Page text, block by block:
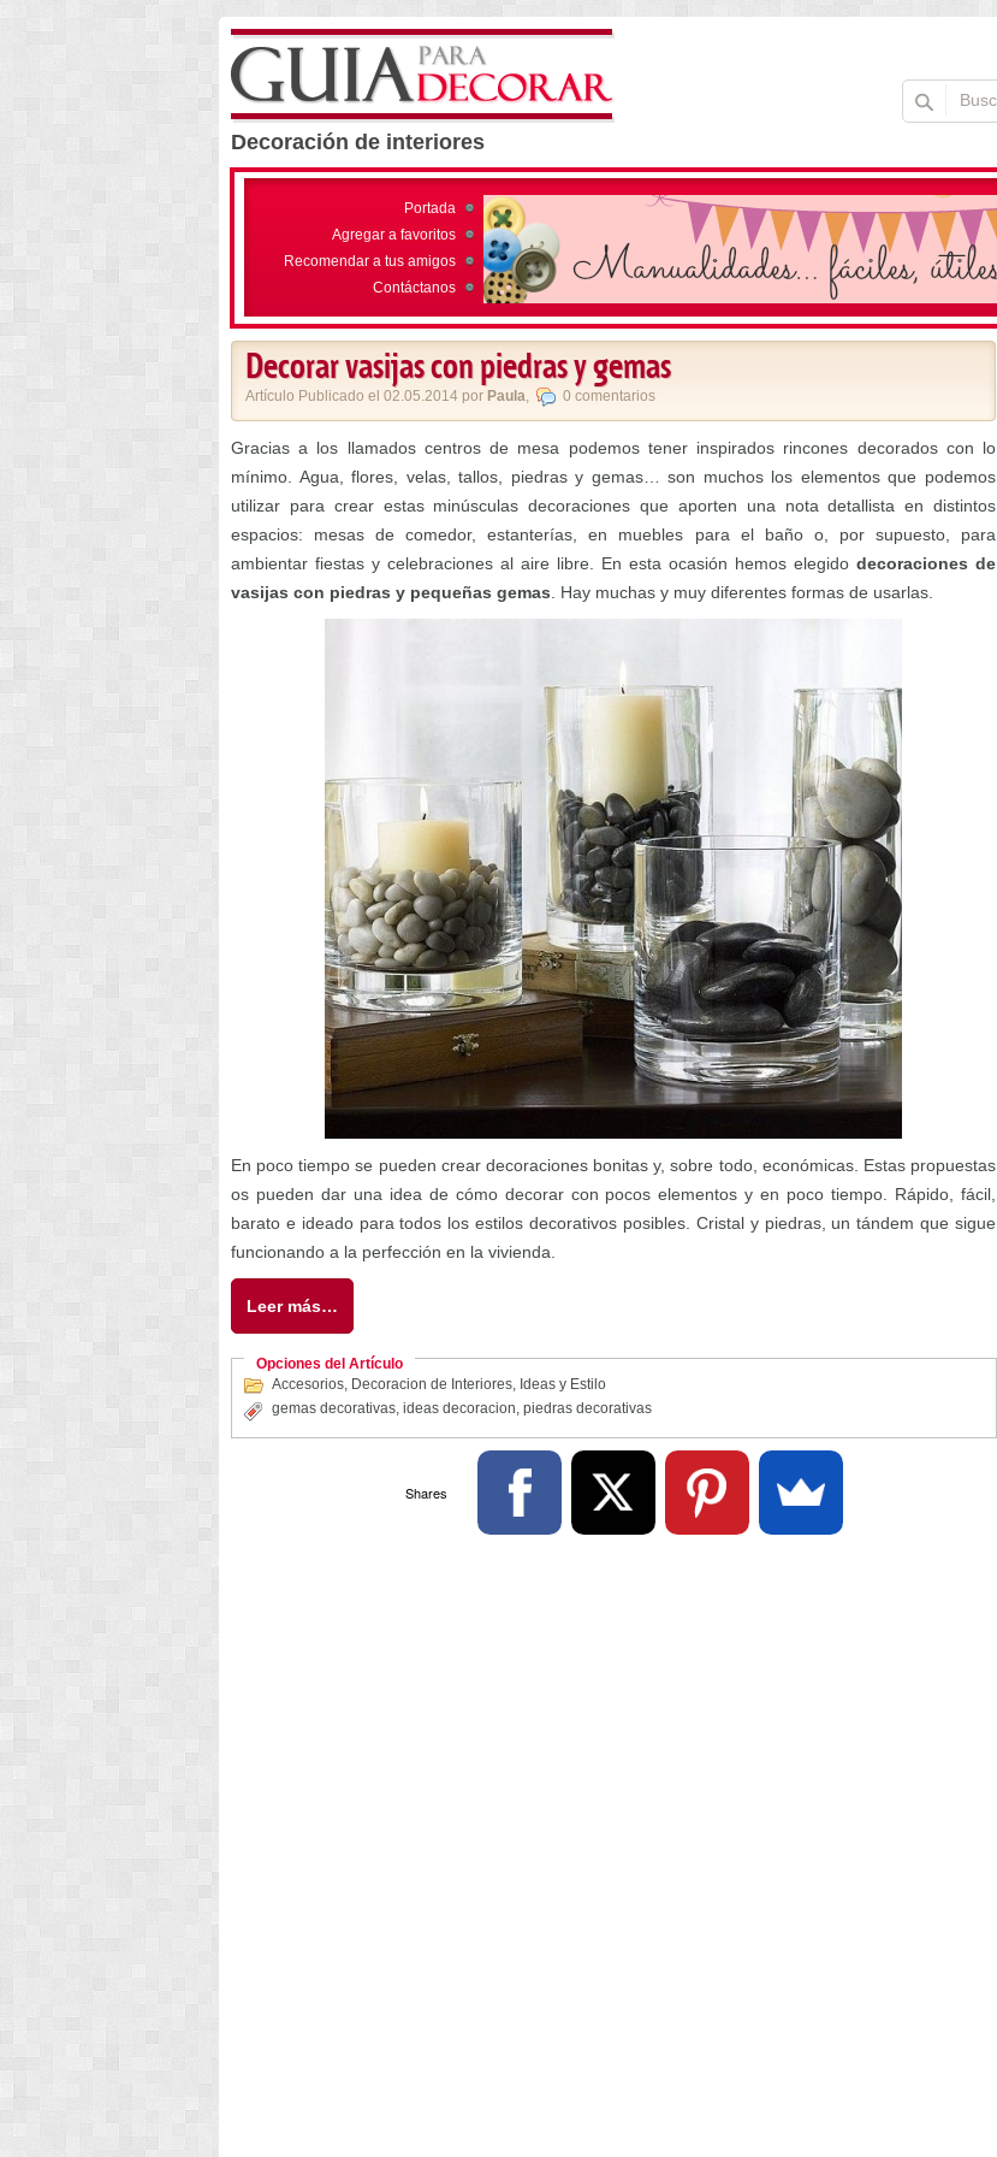
Decoración de interiores
Portada
Agregar a favoritos
Recomendar a tus amigos
Contáctanos
Decorar vasijas con piedras y gemas
Artículo Publicado el 02.05.2014 por Paula, 0 comentarios
Gracias a los llamados centros de mesa podemos tener inspirados rincones decorados con lo
mínimo. Agua, flores, velas, tallos, piedras y gemas… son muchos los elementos que podemos
utilizar para crear estas minúsculas decoraciones que aporten una nota detallista en distintos
espacios: mesas de comedor, estanterías, en muebles para el baño o, por supuesto, para
ambientar fiestas y celebraciones al aire libre. En esta ocasión hemos elegido decoraciones de
vasijas con piedras y pequeñas gemas . Hay muchas y muy diferentes formas de usarlas.
En poco tiempo se pueden crear decoraciones bonitas y, sobre todo, económicas. Estas propuestas
os pueden dar una idea de cómo decorar con pocos elementos y en poco tiempo. Rápido, fácil,
barato e ideado para todos los estilos decorativos posibles. Cristal y piedras, un tándem que sigue
funcionando a la perfección en la vivienda.
Leer más…
Opciones del Artículo
Accesorios, Decoracion de Interiores, Ideas y Estilo
gemas decorativas, ideas decoracion, piedras decorativas
Shares